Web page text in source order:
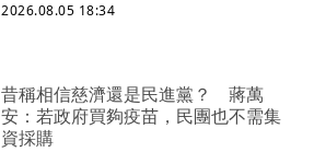
2026.08.05 18:34
昔稱相信慈濟還是民進黨？ 蔣萬
安：若政府買夠疫苗，民團也不需集
資採購